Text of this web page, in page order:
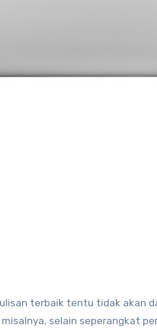
terbaik tentu tidak akan
selain seperangkat